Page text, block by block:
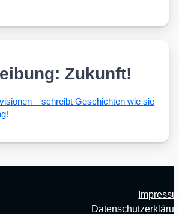
Zukunft!
– schreibt Geschich­ten wie sie